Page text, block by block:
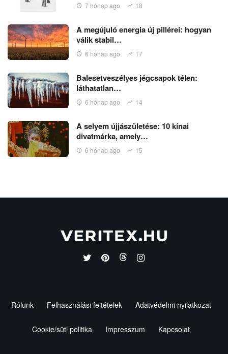
7 hónap ago 18
A megújuló energia új pillérei: hogyan
válik stabil…
6 hónap ago 17
Balesetveszélyes jégcsapok télen:
láthatatlan…
6 hónap ago 14
A selyem újjászületése: 10 kínai
divatmárka, amely…
6 hónap ago 15
Rólunk Felhasználási feltételek Adatvédelmi nyilatkozat
Cookie/süti politika Impresszum Kapcsolat